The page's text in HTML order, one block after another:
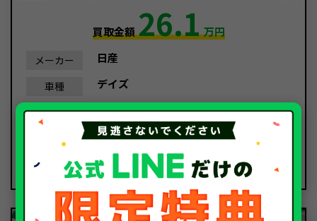
買取金額26.1万円
メーカー 日産
車種 デイズ
年式 令和3年/2021年
17,669Km
種別 事故車